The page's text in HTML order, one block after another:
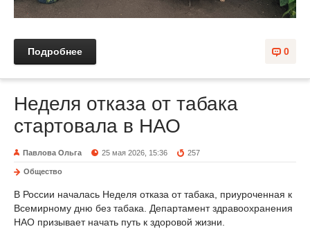
0
Подробнее
Неделя отказа от табака
стартовала в НАО
Павлова Ольга 25 мая 2026, 15:36 257
Общество
В России началась Неделя отказа от табака, приуроченная к
Всемирному дню без табака. Департамент здравоохранения
НАО призывает начать путь к здоровой жизни.